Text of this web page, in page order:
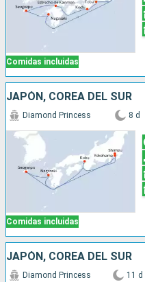
Comidas incluidas
JAPÓN, COREA DEL SUR
Comidas incluidas
Diamond Princess 8 d
JAPÓN, COREA DEL SUR
Diamond Princess 11 d